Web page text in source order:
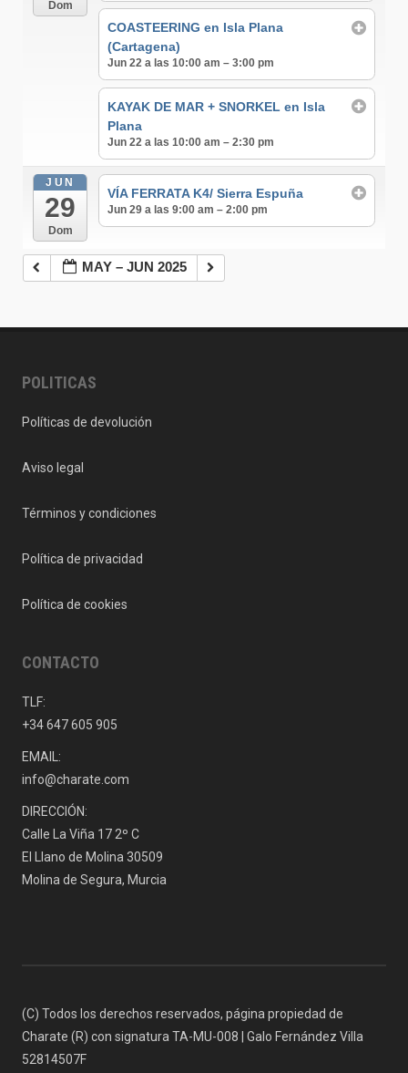
Dom
COASTEERING en Isla Plana
(Cartagena)
Jun 22 a las 10:00 am – 3:00 pm
KAYAK DE MAR + SNORKEL en Isla
Plana
Jun 22 a las 10:00 am – 2:30 pm
JUN
29
Dom
VÍA FERRATA K4/ Sierra Espuña
Jun 29 a las 9:00 am – 2:00 pm
MAY – JUN 2025
POLITICAS
Políticas de devolución
Aviso legal
Términos y condiciones
Política de privacidad
Política de cookies
CONTACTO
TLF:
+34 647 605 905
EMAIL:
info@charate.com
DIRECCIÓN:
Calle La Viña 17 2º C
El Llano de Molina 30509
Molina de Segura, Murcia
(C) Todos los derechos reservados, página propiedad de
Charate (R) con signatura TA-MU-008 | Galo Fernández Villa
52814507F